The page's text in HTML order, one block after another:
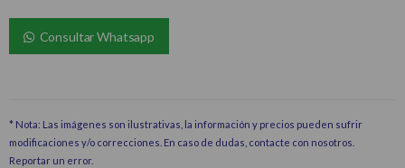
Consultar Whatsapp
* Nota: Las imágenes son ilustrativas, la información y precios pueden sufrir
modificaciones y/o correcciones. En caso de dudas, contacte con nosotros.
Reportar un error.